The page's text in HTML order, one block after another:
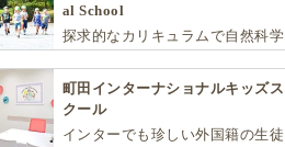
al School
探求的なカリキュラムで自然科学
非認知能力を育てるインターナシ
ョナル・プリスクールです。
町田インターナショナルキッズス
クール
インターでも珍しい外国籍の生徒